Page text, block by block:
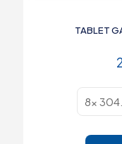
TABLET